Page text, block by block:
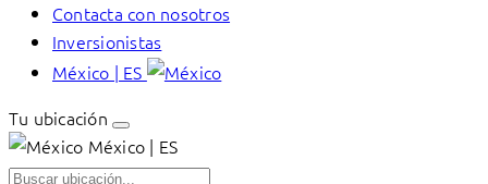
Contacta con nosotros
Inversionistas
México | ES
Tu ubicación
México | ES